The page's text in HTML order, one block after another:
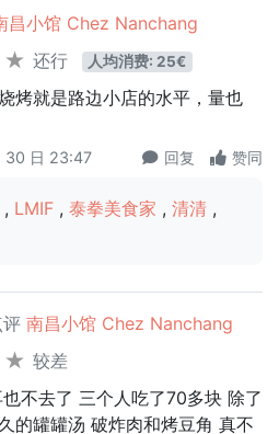
昌小馆 Chez Nanchang
还行
人均消费: 25€
烤就是路边小店的水平，量也
30 日 23:47 回复 赞同
, LMIF , 泰拳美食家 , 清清 ,
评 南昌小馆 Chez Nanchang
较差
不去了 三个人吃了70多块 除了
的罐罐汤 破炸肉和烤豆角 真不